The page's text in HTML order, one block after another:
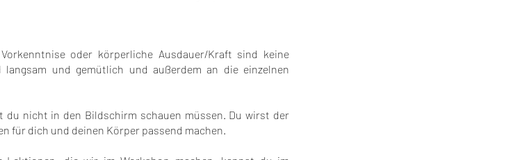
oder körperliche Ausdauer/Kraft sind keine
langsam und gemütlich und außerdem an die einzelnen
nicht in den Bildschirm schauen müssen. Du wirst der
für dich und deinen Körper passend machen.